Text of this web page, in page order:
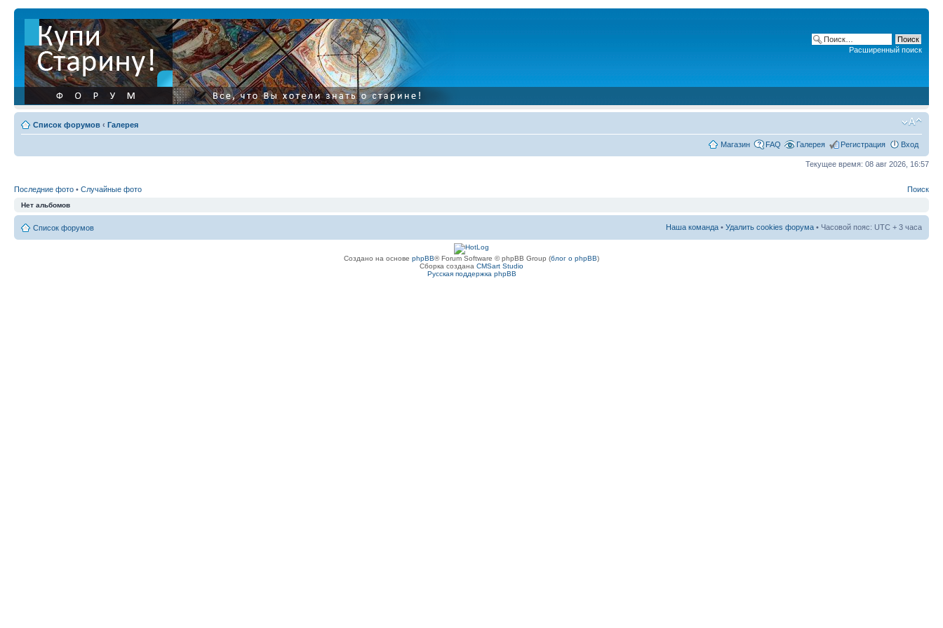
Расширенный поиск
Список форумов ‹ Галерея
Магазин FAQ Галерея Регистрация Вход
Текущее время: 08 авг 2026, 16:57
Последние фото • Случайные фото Поиск
Нет альбомов
Список форумов Наша команда • Удалить cookies форума • Часовой пояс: UTC + 3 часа
Создано на основе phpBB® Forum Software © phpBB Group (блог о phpBB)
Сборка создана CMSart Studio
Русская поддержка phpBB